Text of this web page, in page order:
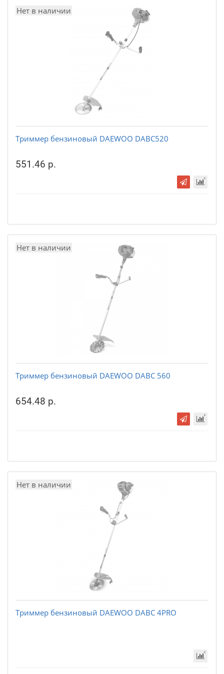
Нет в наличии
Триммер бензиновый DAEWOO DABC520
551.46 р.
Нет в наличии
Триммер бензиновый DAEWOO DABC 560
654.48 р.
Нет в наличии
Триммер бензиновый DAEWOO DABC 4PRO